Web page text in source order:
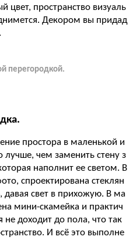
цвет, пространство визуаль
Декором вы придад
перегородкой.
простора в маленькой и
чем заменить стену з
наполнит ее светом. В
спроектирована стеклян
давая свет в прихожую. В ма
мини-скамейка и практич
не доходит до пола, что так
И всё это выполне